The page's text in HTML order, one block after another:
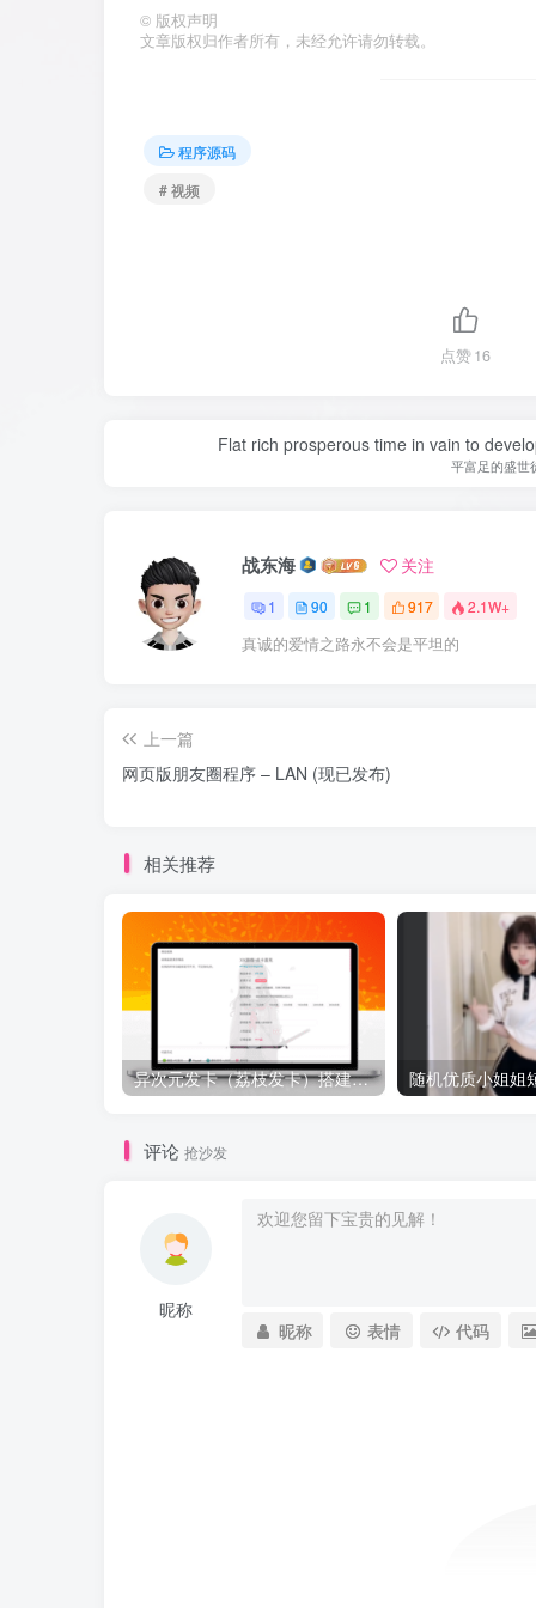
© 版权声明
文章版权归作者所有，未经允许请勿转载。
程序源码
# 视频
点赞16
Flat rich prosperous time in vain to
平富足的盛世
战东海 关注
1 90 1 917 2.1W+
真诚的爱情之路永不会是平坦的
上一篇
网页版朋友圈程序 – LAN (现已发布)
相关推荐
异次元发卡（荔枝发卡）搭建教程——图文版 随机优质小姐姐
评论 抢沙发
昵称
昵称
表情 代码